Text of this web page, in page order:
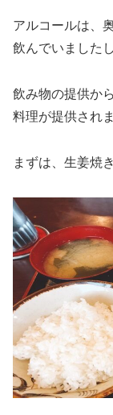
アルコールは、
飲んでいました
飲み物の提供か
料理が提供され
まずは、生姜焼